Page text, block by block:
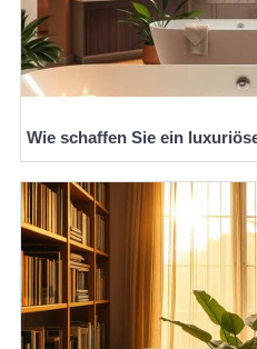
Wie schaffen Sie ein